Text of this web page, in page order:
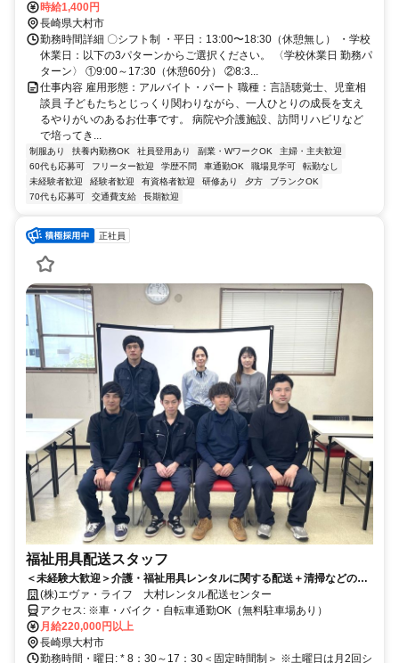
時給1,400円
長崎県大村市
勤務時間詳細 〇シフト制 ・平日：13:00〜18:30（休憩無し） ・学校
休業日：以下の3パターンからご選択ください。 〈学校休業日 勤務パ
ターン〉 ①9:00～17:30（休憩60分） ②8:3...
仕事内容 雇用形態：アルバイト・パート 職種：言語聴覚士、児童相
談員 子どもたちとじっくり関わりながら、一人ひとりの成長を支え
るやりがいのあるお仕事です。 病院や介護施設、訪問リハビリなど
で培ってき...
制服あり 扶養内勤務OK 社員登用あり 副業・WワークOK
主婦・主夫歓迎
60代も応募可
フリーター歓迎 学歴不問 車通勤OK 職場見学可
転勤なし
未経験者歓迎
経験者歓迎 有資格者歓迎 研修あり 夕方
ブランクOK
70代も応募可
交通費支給 長期歓迎
正社員
福祉用具配送スタッフ
＜未経験大歓迎＞介護・福祉用具レンタルに関する配送＋清掃などのメ
ンテナンス業務をお任せ（事業好調による増員募集）
(株)エヴァ・ライフ 大村レンタル配送センター
アクセス: ※車・バイク・自転車通勤OK（無料駐車場あり）
月給220,000円以上
長崎県大村市
勤務時間・曜日: * 8：30～17：30＜固定時間制＞ ※土曜日は月2回シ